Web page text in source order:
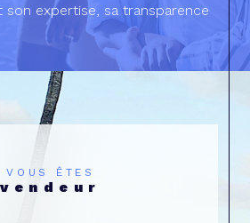
expertise, sa transparence
service de votre tranquillité.
personnalisée, nous vous
meilleures décisions pour
et faire évoluer votre
vous bénéficiez d’un
et humain, pensé pour
du marché réunionnais.
VOUS ÊTES
vendeur